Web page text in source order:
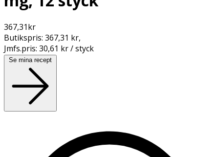
367,31kr
Butikspris: 367,31 kr,
Jmfs.pris: 30,61 kr / styck
Se mina recept